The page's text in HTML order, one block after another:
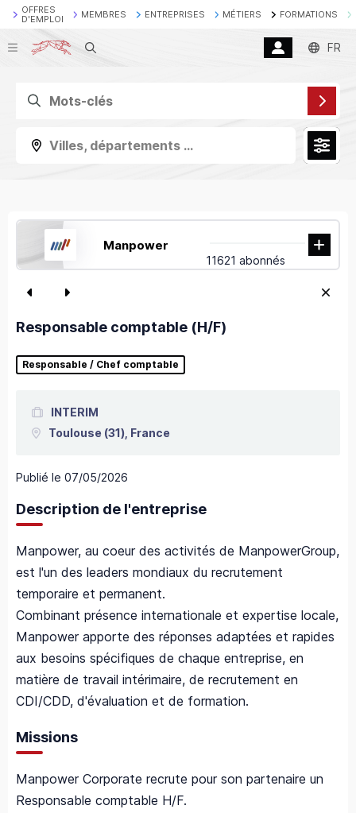
OFFRES
D'EMPLOI
MEMBRES ENTREPRISES MÉTIERS FORMATIONS
Recherche FR
Villes, départements ...
Manpower
11621 abonnés
Responsable comptable (H/F)
Responsable / Chef comptable
INTERIM
Toulouse (31), France
Publié le 07/05/2026
Description de l'entreprise
Manpower, au coeur des activités de ManpowerGroup,
est l'un des leaders mondiaux du recrutement
temporaire et permanent.
Combinant présence internationale et expertise locale,
Manpower apporte des réponses adaptées et rapides
aux besoins spécifiques de chaque entreprise, en
matière de travail intérimaire, de recrutement en
CDI/CDD, d'évaluation et de formation.
Missions
Manpower Corporate recrute pour son partenaire un
Responsable comptable H/F.